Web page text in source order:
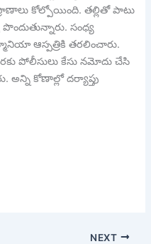
కోల్పోయింది. తల్లితో పాటు
పొందుతున్నారు. సంధ్య
ఆస్పత్రికి తరలించారు.
పోలీసులు కేసు నమోదు చేసి
అన్ని కోణాల్లో దర్యాప్తు
NEXT